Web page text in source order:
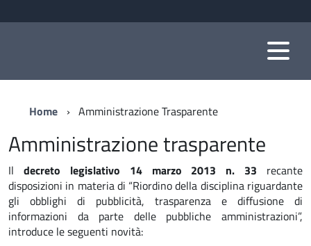
Home Amministrazione Trasparente
Amministrazione trasparente
Il decreto legislativo 14 marzo 2013 n. 33 recante
disposizioni in materia di “Riordino della disciplina riguardante
gli obblighi di pubblicità, trasparenza e diffusione di
informazioni da parte delle pubbliche amministrazioni”,
introduce le seguenti novità: